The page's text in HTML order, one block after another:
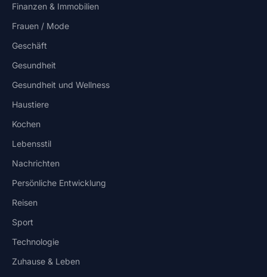
Finanzen & Immobilien
Frauen / Mode
Geschäft
Gesundheit
Gesundheit und Wellness
Haustiere
Kochen
Lebensstil
Nachrichten
Persönliche Entwicklung
Reisen
Sport
Technologie
Zuhause & Leben